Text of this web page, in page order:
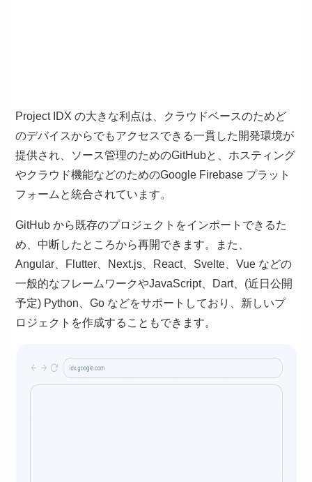
Project IDX の大きな利点は、クラウドベースのためど
のデバイスからでもアクセスできる一貫した開発環境が
提供され、ソース管理のためのGitHubと、ホスティング
やクラウド機能などのためのGoogle Firebase プラット
フォームと統合されています。
GitHub から既存のプロジェクトをインポートできるた
め、中断したところから再開できます。また、
Angular、Flutter、Next.js、React、Svelte、Vue などの
一般的なフレームワークやJavaScript、Dart、(近日公開
予定) Python、Go などをサポートしており、新しいプ
ロジェクトを作成することもできます。